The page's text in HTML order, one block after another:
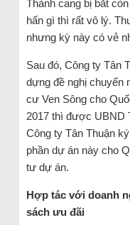
Thành cang bị bắt
hấn gì thì rất vô lý.
nhưng kỳ này có vẻ
Sau đó, Công ty Tân
dựng đề nghị chuyển
cư Ven Sông cho
2017 thì được UBND
Công ty Tân Thuận
phần dự án này cho
tư dự án.
Hợp tác với doanh
sách ưu đãi